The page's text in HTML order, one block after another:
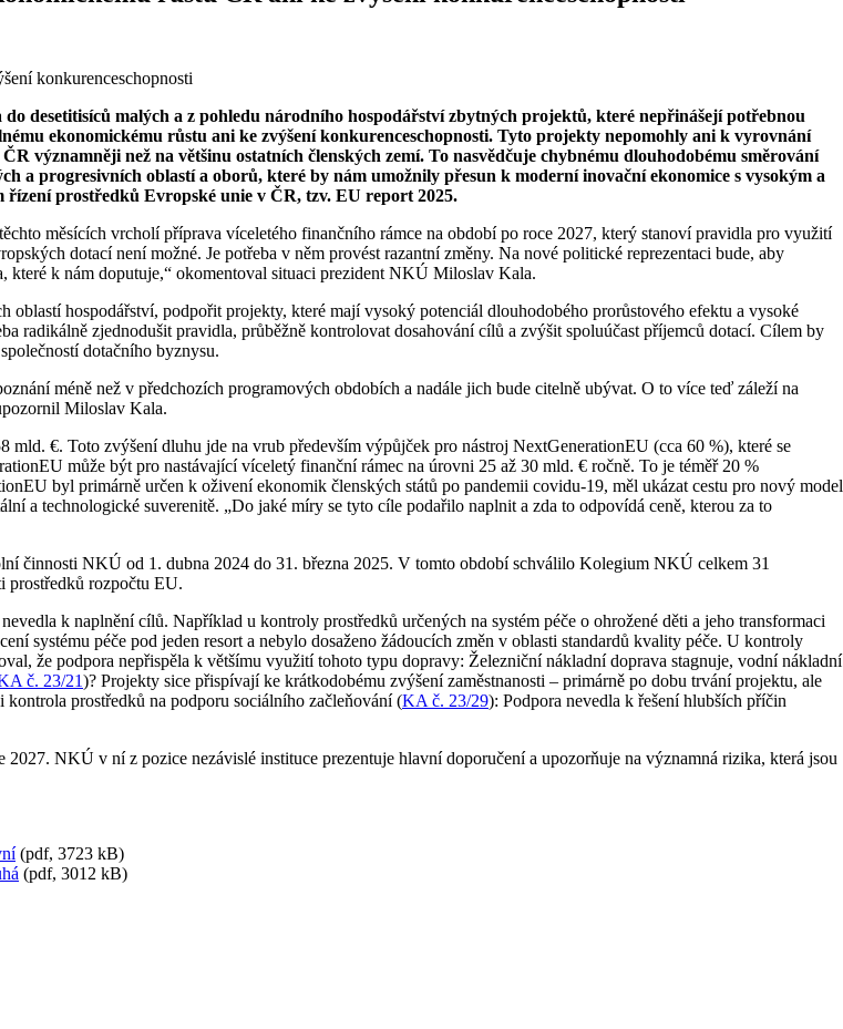
desetitisíců malých a z pohledu národního hospodářství zbytných projektů, které nepřinášejí potřebnou
ekonomickému růstu ani ke zvýšení konkurenceschopnosti. Tyto projekty nepomohly ani k vyrovnání
významněji než na většinu ostatních členských zemí. To nasvědčuje chybnému dlouhodobému směrování
a progresivních oblastí a oborů, které by nám umožnily přesun k moderní inovační ekonomice s vysokým a
prostředků Evropské unie v ČR, tzv. EU report 2025.
měsících vrcholí příprava víceletého finančního rámce na období po roce 2027, který stanoví pravidla pro využití
dotací není možné. Je potřeba v něm provést razantní změny. Na nové politické reprezentaci bude, aby
které k nám doputuje,“ okomentoval situaci prezident NKÚ Miloslav Kala.
hospodářství, podpořit projekty, které mají vysoký potenciál dlouhodobého prorůstového efektu a vysoké
radikálně zjednodušit pravidla, průběžně kontrolovat dosahování cílů a zvýšit spoluúčast příjemců dotací. Cílem by
dotačního byznysu.
méně než v předchozích programových obdobích a nadále jich bude citelně ubývat. O to více teď záleží na
Miloslav Kala.
€. Toto zvýšení dluhu jde na vrub především výpůjček pro nástroj NextGenerationEU (cca 60 %), které se
může být pro nastávající víceletý finanční rámec na úrovni 25 až 30 mld. € ročně. To je téměř 20 %
byl primárně určen k oživení ekonomik členských států po pandemii covidu-19, měl ukázat cestu pro nový model
a technologické suverenitě. „Do jaké míry se tyto cíle podařilo naplnit a zda to odpovídá ceně, kterou za to
činnosti NKÚ od 1. dubna 2024 do 31. března 2025. V tomto období schválilo Kolegium NKÚ celkem 31
prostředků rozpočtu EU.
k naplnění cílů. Například u kontroly prostředků určených na systém péče o ohrožené děti a jeho transformaci
systému péče pod jeden resort a nebylo dosaženo žádoucích změn v oblasti standardů kvality péče. U kontroly
že podpora nepřispěla k většímu využití tohoto typu dopravy: Železniční nákladní doprava stagnuje, vodní nákladní
č. 23/21)? Projekty sice přispívají ke krátkodobému zvýšení zaměstnanosti – primárně po dobu trvání projektu, ale
prostředků na podporu sociálního začleňování (KA č. 23/29): Podpora nevedla k řešení hlubších příčin
NKÚ v ní z pozice nezávislé instituce prezentuje hlavní doporučení a upozorňuje na významná rizika, která jsou
(pdf, 3723 kB)
(pdf, 3012 kB)